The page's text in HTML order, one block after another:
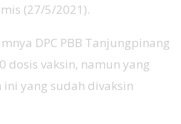
(27/5/2021).
DPC PBB Tanjungpinang
dosis vaksin, namun yang
yang sudah divaksin